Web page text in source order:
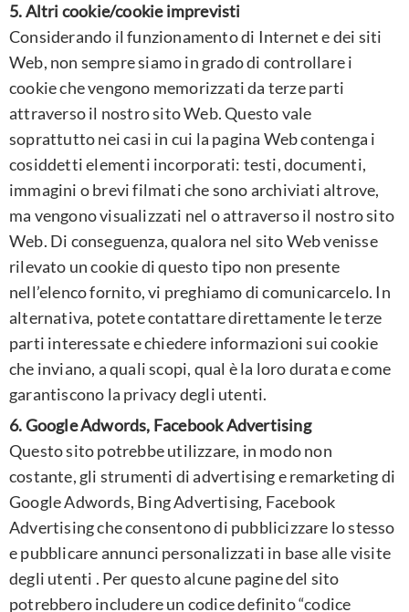
5. Altri cookie/cookie imprevisti
Considerando il funzionamento di Internet e dei siti
Web, non sempre siamo in grado di controllare i
cookie che vengono memorizzati da terze parti
attraverso il nostro sito Web. Questo vale
soprattutto nei casi in cui la pagina Web contenga i
cosiddetti elementi incorporati: testi, documenti,
immagini o brevi filmati che sono archiviati altrove,
ma vengono visualizzati nel o attraverso il nostro sito
Web. Di conseguenza, qualora nel sito Web venisse
rilevato un cookie di questo tipo non presente
nell’elenco fornito, vi preghiamo di comunicarcelo. In
alternativa, potete contattare direttamente le terze
parti interessate e chiedere informazioni sui cookie
che inviano, a quali scopi, qual è la loro durata e come
garantiscono la privacy degli utenti.
6. Google Adwords, Facebook Advertising
Questo sito potrebbe utilizzare, in modo non
costante, gli strumenti di advertising e remarketing di
Google Adwords, Bing Advertising, Facebook
Advertising che consentono di pubblicizzare lo stesso
e pubblicare annunci personalizzati in base alle visite
degli utenti . Per questo alcune pagine del sito
potrebbero includere un codice definito “codice